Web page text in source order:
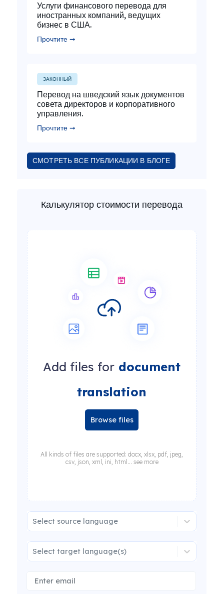
Услуги финансового перевода для
иностранных компаний, ведущих
бизнес в США.
Прочтите ➞
ЗАКОННЫЙ
Перевод на шведский язык документов
совета директоров и корпоративного
управления.
Прочтите ➞
СМОТРЕТЬ ВСЕ ПУБЛИКАЦИИ В БЛОГЕ
Калькулятор стоимости перевода
Add files for document
translation
Browse files
All kinds of files are supported: docx, xlsx, pdf, jpeg,
csv, json, xml, ini, html... see more
Select source language
Select target language(s)